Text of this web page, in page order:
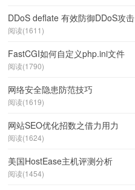
DDoS deflate 有效防御DDoS攻击
阅读(1611)
FastCGI如何自定义php.ini文件
阅读(1790)
网络安全隐患防范技巧
阅读(1619)
网站SEO优化招数之借力用力
阅读(1624)
美国HostEase主机评测分析
阅读(1454)